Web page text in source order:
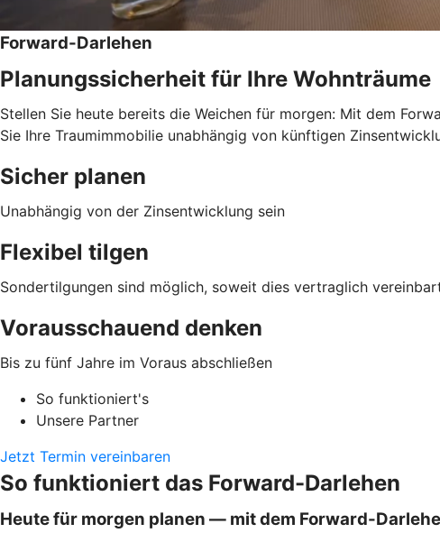
Forward-Darlehen
Planungssicherheit für Ihre Wohnträume
Stellen Sie heute bereits die Weichen für morgen: Mit dem
Sie Ihre Traumimmobilie unabhängig von künftigen
Sicher planen
Unabhängig von der Zinsentwicklung sein
Flexibel tilgen
Sondertilgungen sind möglich, soweit dies vertraglich
Vorausschauend denken
Bis zu fünf Jahre im Voraus abschließen
So funktioniert's
Unsere Partner
Jetzt Termin vereinbaren
So funktioniert das Forward-Darlehen
Heute für morgen planen — mit dem Forward-